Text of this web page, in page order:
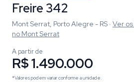
Freire 342
Mont Serrat, Porto Alegre - RS · Ver os
no Mont Serrat
A partir de
R$ 1.490.000
*Valores podem variar conforme a unidade.